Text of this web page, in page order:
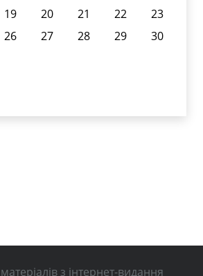
19 20 21 22
23
26 27 28 29
30
з інтернет-видання